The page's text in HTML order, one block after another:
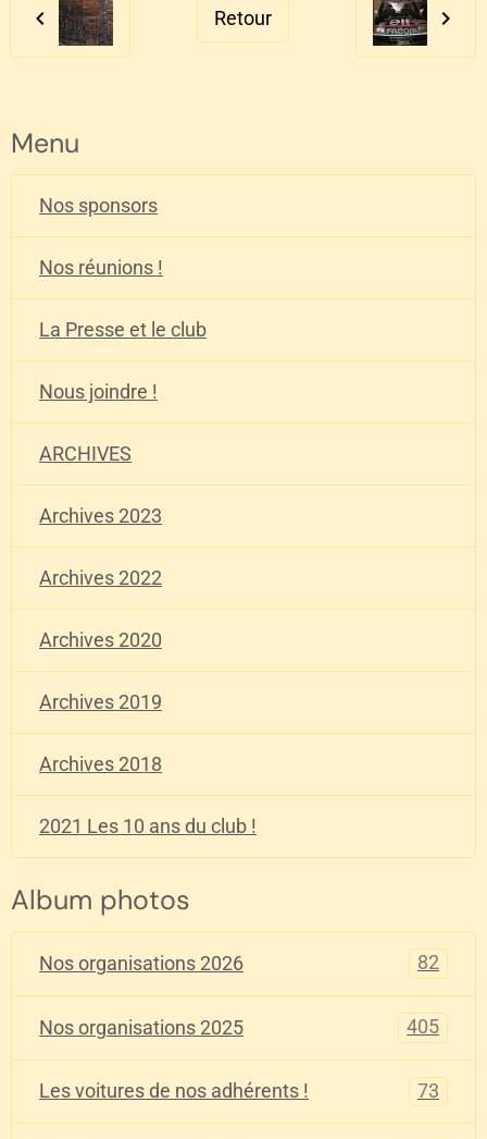
Retour
Menu
Nos sponsors
Nos réunions !
La Presse et le club
Nous joindre !
ARCHIVES
Archives 2023
Archives 2022
Archives 2020
Archives 2019
Archives 2018
2021 Les 10 ans du club !
Album photos
Nos organisations 2026 82
Nos organisations 2025 405
Les voitures de nos adhérents ! 73